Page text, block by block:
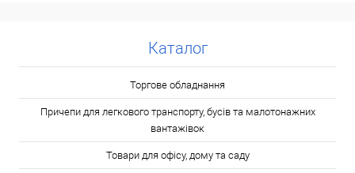
Каталог
Торгове обладнання
Причепи для легкового транспорту, бусів та малотонажних
вантажівок
Товари для офісу, дому та саду